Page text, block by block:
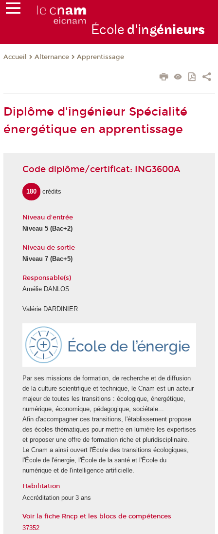
École d'ingénieurs
Accueil Alternance Apprentissage
Diplôme d'ingénieur Spécialité
énergétique en apprentissage
Code diplôme/certificat: ING3600A
180 crédits
Niveau d'entrée
Niveau 5(Bac+2)
Niveau de sortie
Niveau 7(Bac+5)
Responsable(s)
Amélie DANLOS
Valérie DARDINIER
Par ses missions de formation, de recherche et de diffusion
de la culture scientifique et technique, le Cnam est un acteur
majeur de toutes les transitions : écologique, énergétique,
numérique, économique, pédagogique, sociétale...
Afin d'accompagner ces transitions, l'établissement propose
des écoles thématiques pour mettre en lumière les expertises
et proposer une offre de formation riche et pluridisciplinaire.
Le Cnam a ainsi ouvert l'École des transitions écologiques,
l'École de l'énergie, l'École de la santé et l'École du
numérique et de l'intelligence artificielle.
Habilitation
Accréditation pour 3 ans
Voir la fiche Rncp et les blocs de compétences
37352